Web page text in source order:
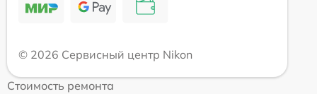
© 2026 Сервисный центр Nikon
Стоимость ремонта